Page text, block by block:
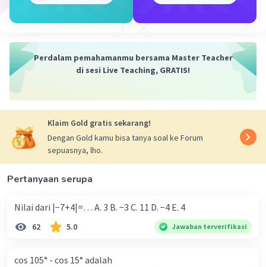
Beri Rating·0.0( Balas
26 November 2023 09:44
terimakasih
Beri Rating·0.0(0) Balas
Perdalam pemahamanmu bersama Master Teacher
di sesi Live Teaching, GRATIS!
Klaim Gold gratis sekarang!
Dengan Gold kamu bisa tanya soal ke Forum
sepuasnya, lho.
Pertanyaan serupa
Nilai dari |−7+4|=… A. 3 B. −3 C. 11 D. −4 E. 4
62 5.0 Jawaban terverifikasi
cos 105° - cos 15° adalah